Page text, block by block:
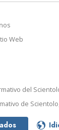
Web
del
de